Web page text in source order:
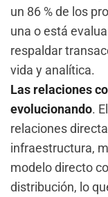
un 86 % de los
una o está
respaldar
vida y analítica.
Las relaciones
evolucionando.
relaciones
infraestructura,
modelo directo
distribución, lo